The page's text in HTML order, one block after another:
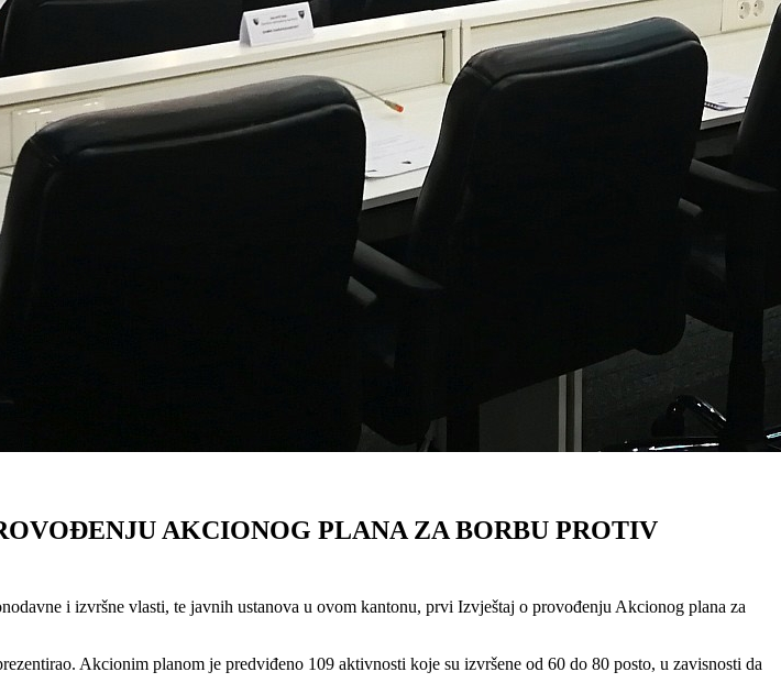
AKCIONOG PLANA ZA BORBU PROTIV
i izvršne vlasti, te javnih ustanova u ovom kantonu, prvi Izvještaj o provođenju Akcionog plana za
Akcionim planom je predviđeno 109 aktivnosti koje su izvršene od 60 do 80 posto, u zavisnosti da